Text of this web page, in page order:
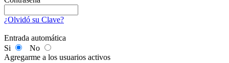
¿Olvidó su Clave?
Entrada automática
Si
No
Agregarme a los usuarios activos